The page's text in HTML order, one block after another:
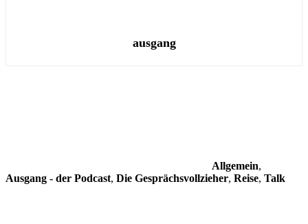
ausgang
Allgemein,
Ausgang - der Podcast, Die Gesprächsvollzieher, Reise, Talk